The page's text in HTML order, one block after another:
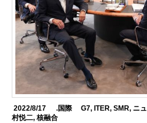
2022/8/17 .国際 G7, ITER, SMR, ニ
村悦二,核融合